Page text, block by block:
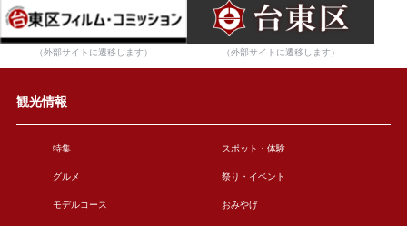
（外部サイトに遷移します） （外部サイトに遷移します）
観光情報
特集 スポット・体験
グルメ 祭り・イベント
モデルコース おみやげ